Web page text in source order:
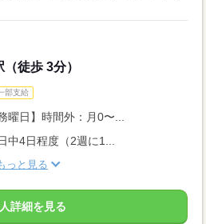
徒歩 3分）
部支給
曜日】時間外：月0〜...
中4日程度（2週に1...
っと見る
詳細を見る